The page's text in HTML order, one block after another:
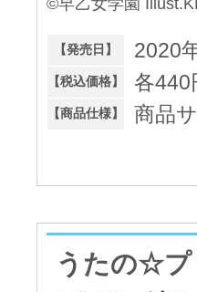
【発売日】 2020
【税込価格】 各440
【商品仕様】 商品
うたの☆プ